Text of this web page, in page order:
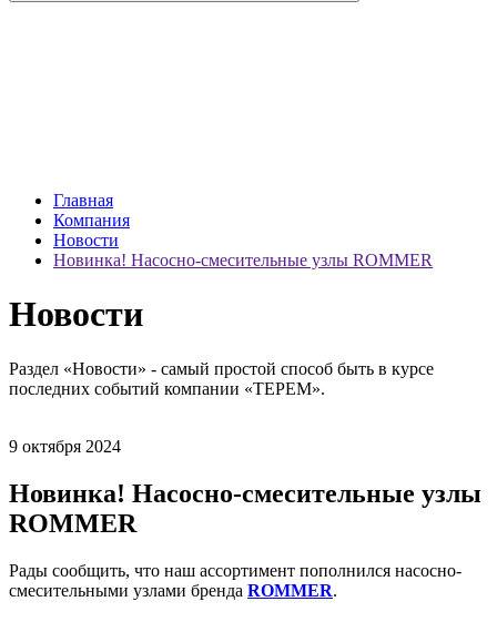
Главная
Компания
Новости
Новинка! Насосно-смесительные узлы ROMMER
Новости
Раздел «Новости» - самый простой способ быть в курсе
последних событий компании «ТЕРЕМ».
9 октября 2024
Новинка! Насосно-смесительные узлы
ROMMER
Рады сообщить, что наш ассортимент пополнился насосно-
смесительными узлами бренда ROMMER.